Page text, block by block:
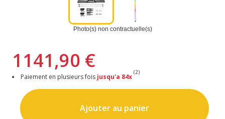
Photo(s) non contractuelle(s)
1141,90 €
Paiement en plusieurs fois jusqu'a 84x
(2)
Ajouter au panier